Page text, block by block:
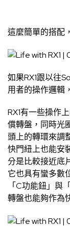
這麼簡單的搭配
如果RX1跟以往
用者的操作邏輯
RX1有一些操作
償轉盤，同時光
頭上的轉環來調
快門紐上也能安
分是比較接近底
它也具有蠻多數
「C功能鈕」與
轉盤也能夠作為